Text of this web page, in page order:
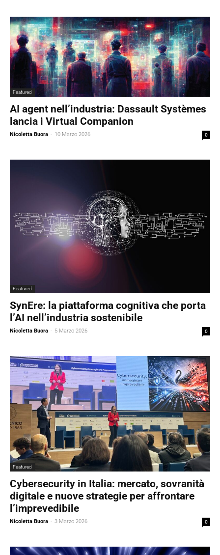
Featured
AI agent nell’industria: Dassault Systèmes
lancia i Virtual Companion
Nicoletta Buora - 10 Marzo 2026 0
Featured
SynEre: la piattaforma cognitiva che porta
l’AI nell’industria sostenibile
Nicoletta Buora - 5 Marzo 2026 0
Featured
Cybersecurity in Italia: mercato, sovranità
digitale e nuove strategie per affrontare
l’imprevedibile
Nicoletta Buora - 3 Marzo 2026 0